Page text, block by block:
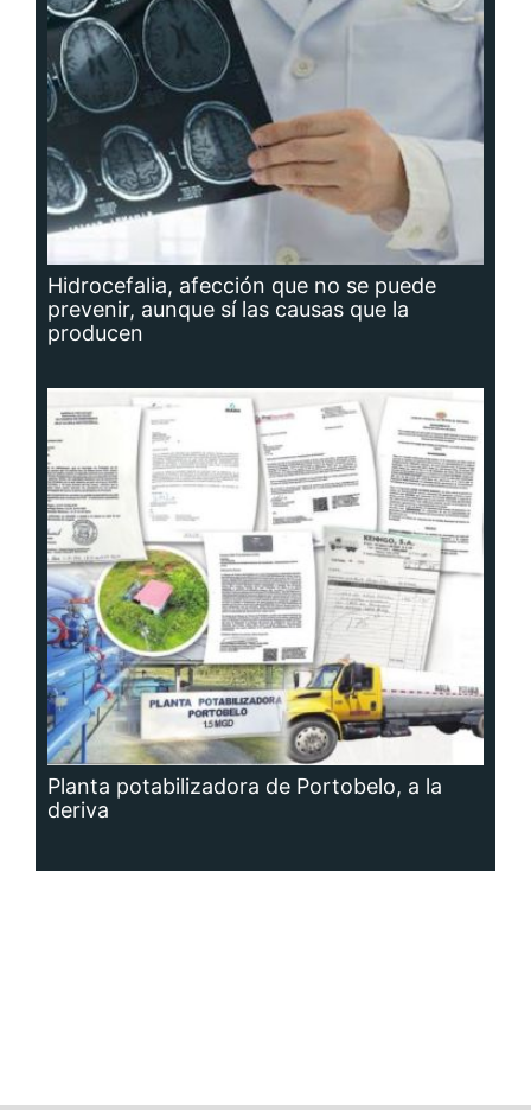
Hidrocefalia, afección que no se puede
prevenir, aunque sí las causas que la
producen
Planta potabilizadora de Portobelo, a la
deriva